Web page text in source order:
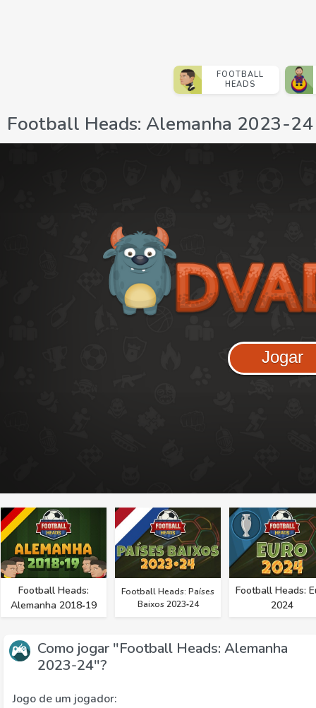
FOOTBALL
HEADS
Football Heads: Alemanha 2023-24
Jogar
Football Heads:
Alemanha 2018‑19
Football Heads: Países
Baixos 2023‑24
Football Heads:
2024
Como jogar "Football Heads: Alemanha
2023-24"?
Jogo de um jogador: